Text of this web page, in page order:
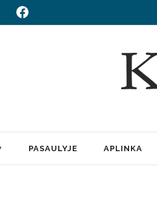
PASAULYJE APLINKA